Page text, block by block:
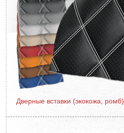
Дверные вставки (экокожа, ромб)